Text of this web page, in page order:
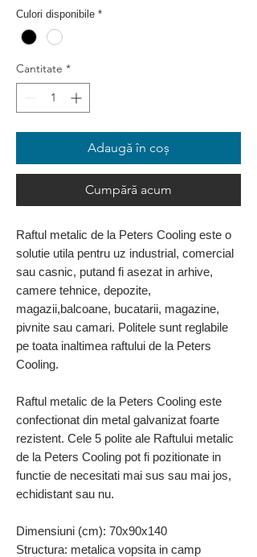
Culori disponibile *
Cantitate *
Adaugă în coș
Cumpără acum
Raftul metalic de la Peters Cooling este o
solutie utila pentru uz industrial, comercial
sau casnic, putand fi asezat in arhive,
camere tehnice, depozite,
magazii,balcoane, bucatarii, magazine,
pivnite sau camari. Politele sunt reglabile
pe toata inaltimea raftului de la Peters
Cooling.
Raftul metalic de la Peters Cooling este
confectionat din metal galvanizat foarte
rezistent. Cele 5 polite ale Raftului metalic
de la Peters Cooling pot fi pozitionate in
functie de necesitati mai sus sau mai jos,
echidistant sau nu.
Dimensiuni (cm): 70x90x140
Structura: metalica vopsita in camp